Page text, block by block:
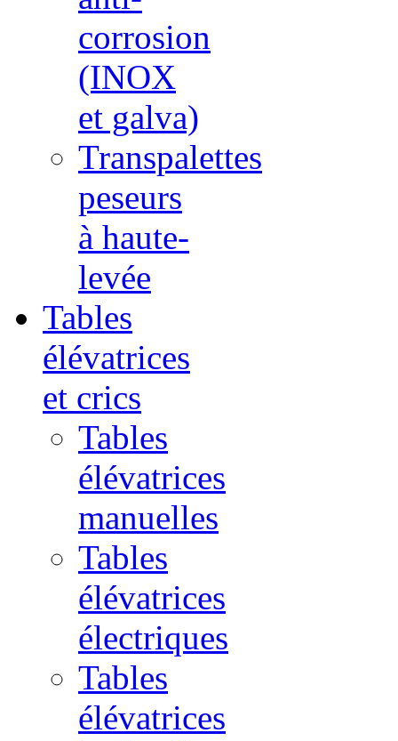
corrosion
(INOX
et galva)
Transpalettes
peseurs
à haute-
levée
Tables
élévatrices
et crics
Tables
élévatrices
manuelles
Tables
élévatrices
électriques
Tables
élévatrices